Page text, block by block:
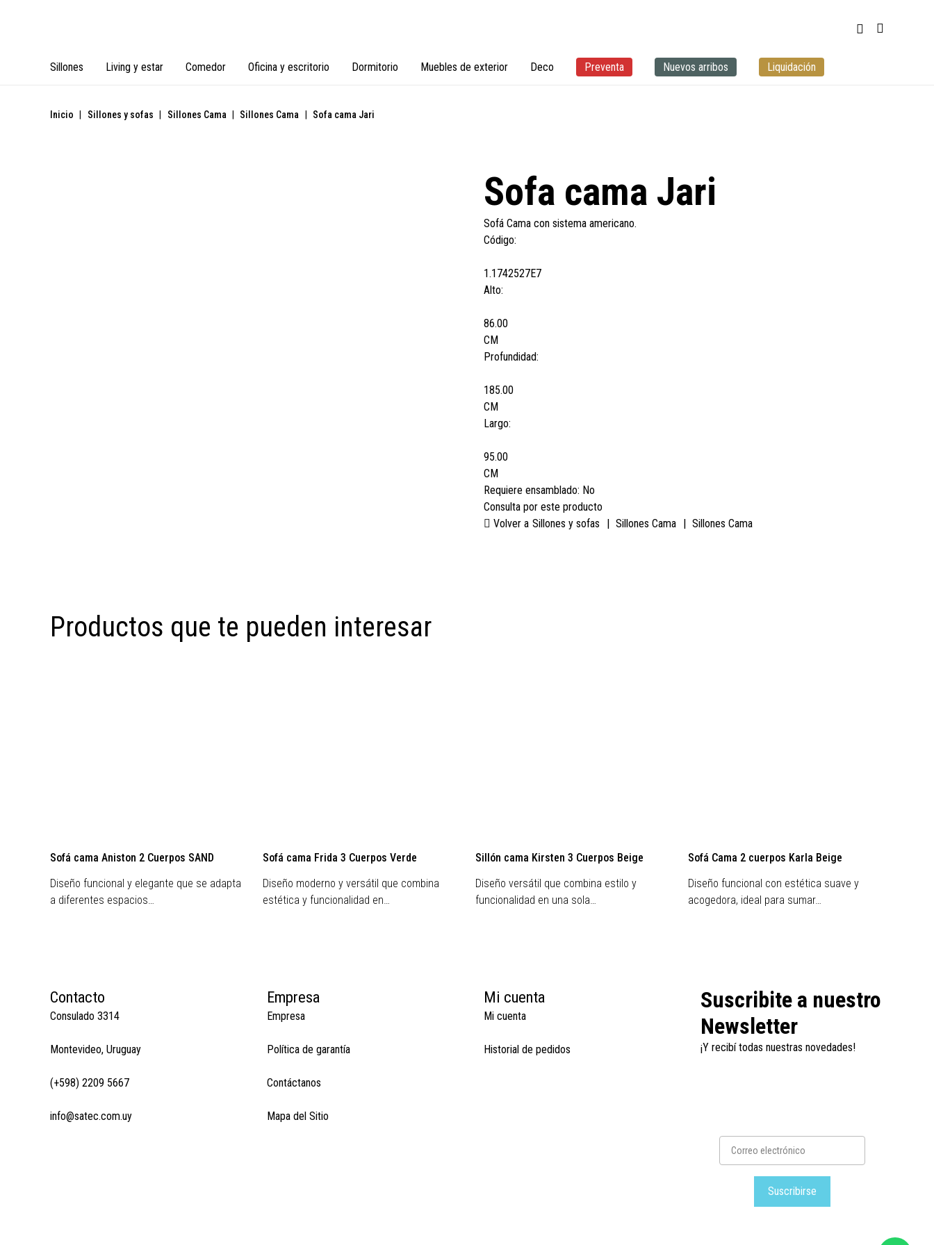
Sillones Living y estar Comedor Oficina y escritorio Dormitorio Muebles de exterior Deco Preventa Nuevos arribos Liquidación
Inicio Sillones y sofas Sillones Cama Sillones Cama Sofa cama Jari
Sofa cama Jari
Sofá Cama con sistema americano.
Código:
1.1742527E7
Alto:
86.00
CM
Profundidad:
185.00
CM
Largo:
95.00
CM
Requiere ensamblado: No
Consulta por este producto
Volver a Sillones y sofas | Sillones Cama | Sillones Cama
Productos que te pueden interesar
Sofá cama Aniston 2 Cuerpos SAND
Diseño funcional y elegante que se adapta
a diferentes espacios…
Sofá cama Frida 3 Cuerpos Verde
Diseño moderno y versátil que combina
estética y funcionalidad en…
Sillón cama Kirsten 3 Cuerpos Beige
Diseño versátil que combina estilo y
funcionalidad en una sola…
Sofá Cama 2 cuerpos Karla Beige
Diseño funcional con estética suave y
acogedora, ideal para sumar…
Contacto
Consulado 3314
Montevideo, Uruguay
(+598) 2209 5667
info@satec.com.uy
Empresa
Empresa
Política de garantía
Contáctanos
Mapa del Sitio
Mi cuenta
Mi cuenta
Historial de pedidos
Suscribite a nuestro
Newsletter
¡Y recibí todas nuestras novedades!
Suscribirse